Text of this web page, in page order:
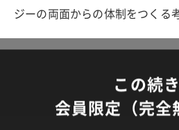
ジーの両面からの体制をつくる
この続
会員限定（完全